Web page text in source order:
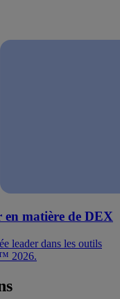
en matière de DEX
leader dans les outils
2026.